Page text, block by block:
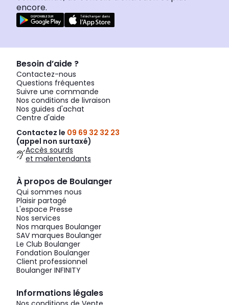
encore.
Besoin d’aide ?
Contactez-nous
Questions fréquentes
Suivre une commande
Nos conditions de livraison
Nos guides d'achat
Centre d'aide
Contactez le 09 69 32 32 23
(appel non surtaxé)
Accès sourds
et malentendants
À propos de Boulanger
Qui sommes nous
Plaisir partagé
L'espace Presse
Nos services
Nos marques Boulanger
SAV marques Boulanger
Le Club Boulanger
Fondation Boulanger
Client professionnel
Boulanger INFINITY
Informations légales